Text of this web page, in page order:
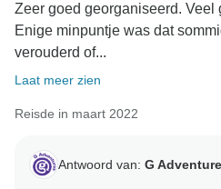
Zeer goed georganiseerd. Veel
Enige minpuntje was dat
verouderd of...
Laat meer zien
Reisde in maart 2022
Antwoord van: G